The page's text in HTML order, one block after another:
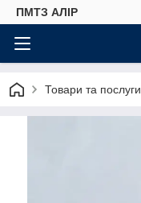
ПМТЗ АЛІР
Товари та послуги